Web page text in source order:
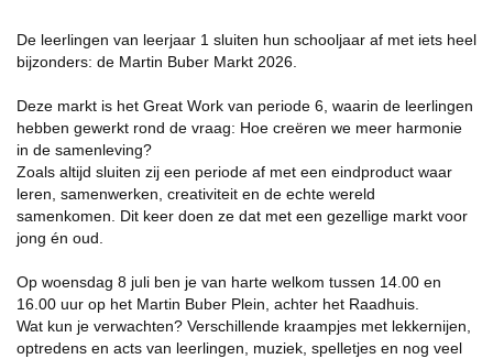
De leerlingen van leerjaar 1 sluiten hun schooljaar af met iets heel
bijzonders: de Martin Buber Markt 2026.
Deze markt is het Great Work van periode 6, waarin de leerlingen
hebben gewerkt rond de vraag: Hoe creëren we meer harmonie
in de samenleving?
Zoals altijd sluiten zij een periode af met een eindproduct waar
leren, samenwerken, creativiteit en de echte wereld
samenkomen. Dit keer doen ze dat met een gezellige markt voor
jong én oud.
Op woensdag 8 juli ben je van harte welkom tussen 14.00 en
16.00 uur op het Martin Buber Plein, achter het Raadhuis.
Wat kun je verwachten? Verschillende kraampjes met lekkernijen,
optredens en acts van leerlingen, muziek, spelletjes en nog veel